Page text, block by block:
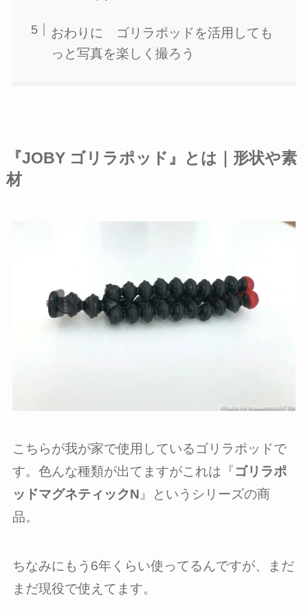
おわりに ゴリラポッドを活用しても
っと写真を楽しく撮ろう
『JOBY ゴリラポッド』とは｜形状や素
材
こちらが我が家で使用しているゴリラポッドで
す。色んな種類が出てますがこれは『ゴリラポ
ッドマグネティックN 』というシリーズの商
品。
ちなみにもう6年くらい使ってるんですが、まだ
まだ現役で使えてます。